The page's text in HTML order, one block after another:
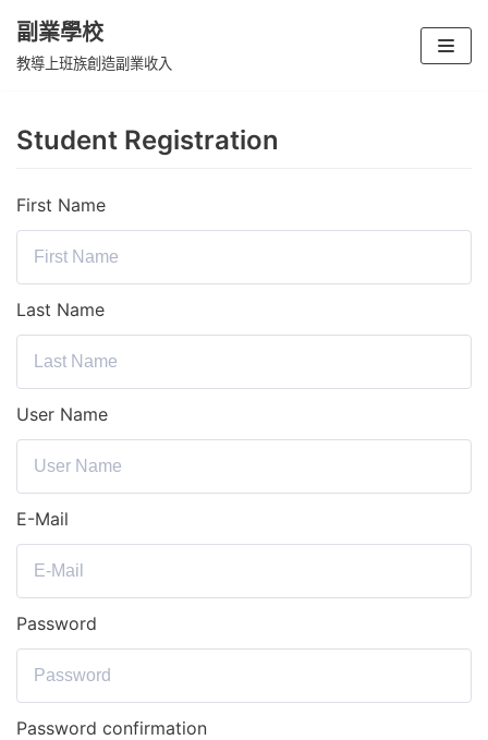
Skip
副業學校
教導上班族創造副業收入
Student Registration
First Name
Last Name
User Name
E-Mail
Password
Password confirmation